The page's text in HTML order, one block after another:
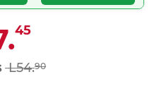
45
L54.90